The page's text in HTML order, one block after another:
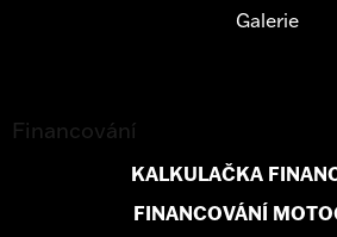
Galerie
Financování
KALKULAČKA
FINANCOVÁNÍ